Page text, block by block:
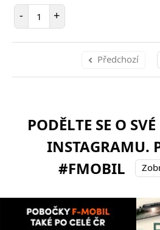
- Počet položek
+
Předchozí
PODĚLTE SE O
INSTAGRAMU.
#FMOBIL